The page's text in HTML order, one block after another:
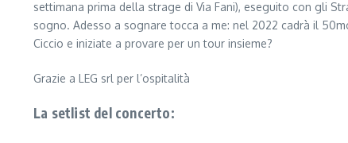
settimana prima della strage di Via Fani), eseguito con gli
sogno. Adesso a sognare tocca a me: nel 2022 cadrà il
Ciccio e iniziate a provare per un tour insieme?
Grazie a LEG srl per l’ospitalità
La setlist del concerto: